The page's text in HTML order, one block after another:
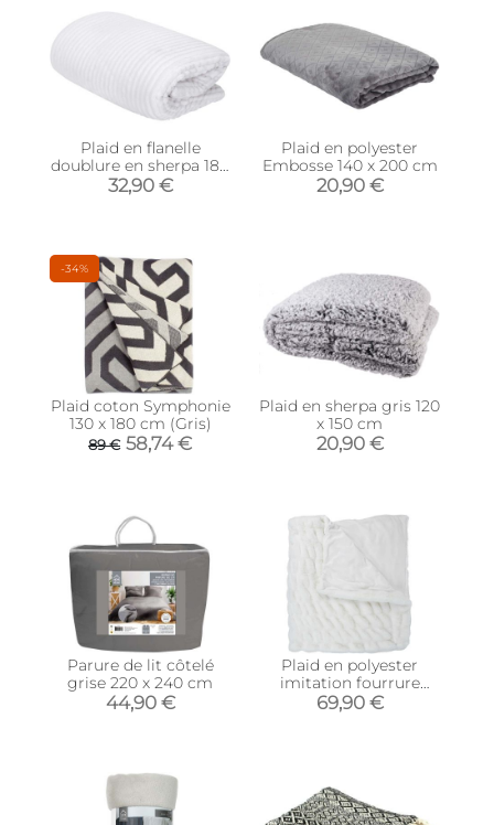
Plaid en flanelle
doublure en sherpa 180
x 220 cm
32,90 €
Plaid en polyester
Embosse 140 x 200 cm
20,90 €
-34%
Plaid coton Symphonie
130 x 180 cm (Gris)
89 € 58,74 €
Plaid en sherpa gris 120
x 150 cm
20,90 €
Parure de lit côtelé
grise 220 x 240 cm
44,90 €
Plaid en polyester
imitation fourrure
Luxury 140 x 200 cm
69,90 €